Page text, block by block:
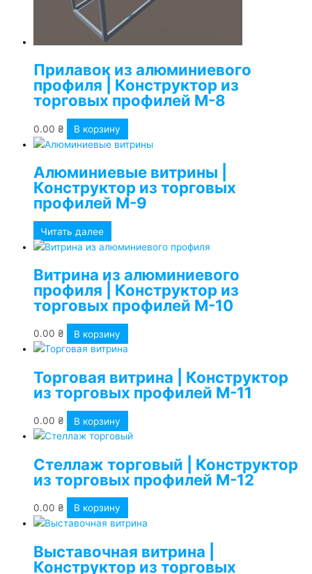
Прилавок из алюминиевого
профиля | Конструктор из
торговых профилей М-8
0.00 ₴ В корзину
Алюминиевые витрины |
Конструктор из торговых
профилей М-9
Читать далее
Витрина из алюминиевого
профиля | Конструктор из
торговых профилей М-10
0.00 ₴ В корзину
Торговая витрина | Конструктор
из торговых профилей М-11
0.00 ₴ В корзину
Стеллаж торговый | Конструктор
из торговых профилей М-12
0.00 ₴ В корзину
Выставочная витрина |
Конструктор из торговых